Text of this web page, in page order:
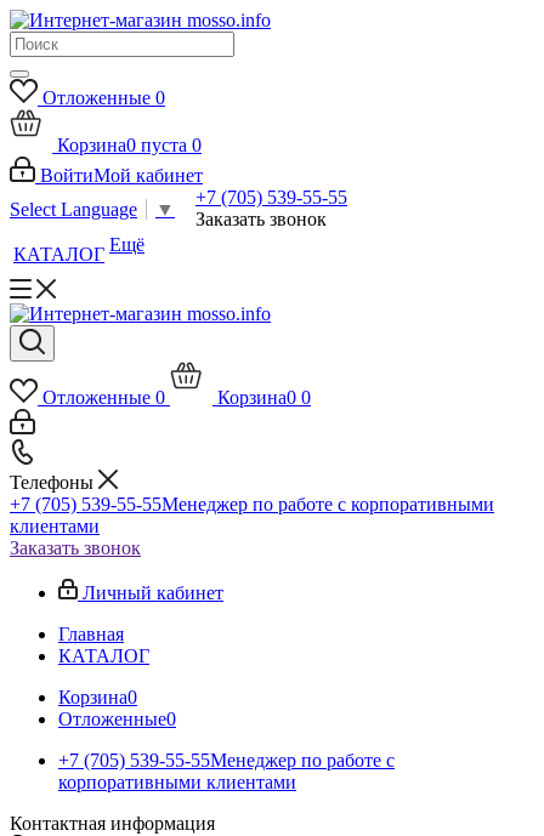
Отложенные 0
Корзина0 пуста 0
ВойтиМой кабинет
Select Language
▼
+7 (705) 539-55-55
Заказать звонок
КАТАЛОГ Ещё
Отложенные 0 Корзина0 0
Телефоны
+7 (705) 539-55-55Менеджер по работе с корпоративными
клиентами
Заказать звонок
Личный кабинет
Главная
КАТАЛОГ
Корзина0
Отложенные0
+7 (705) 539-55-55Менеджер по работе с
корпоративными клиентами
Контактная информация